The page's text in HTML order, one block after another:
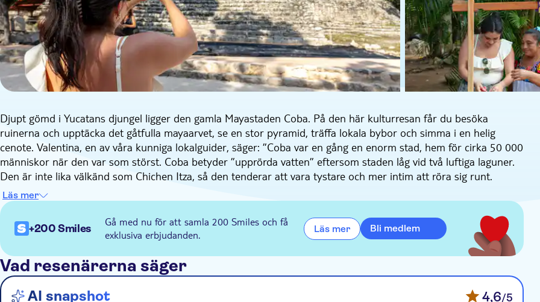
Djupt gömd i Yucatans djungel ligger den gamla Mayastaden Coba. På den här kulturresan får du besöka
ruinerna och upptäcka det gåtfulla mayaarvet, se en stor pyramid, träffa lokala bybor och simma i en helig
cenote. Valentina, en av våra kunniga lokalguider, säger: ”Coba var en gång en enorm stad, hem för cirka 50 000
människor när den var som störst. Coba betyder ”upprörda vatten” eftersom staden låg vid två luftiga laguner.
Den är inte lika välkänd som Chichen Itza, så den tenderar att vara tystare och mer intim att röra sig runt.
Vi anländer tidigt till Coba så att du kan utforska platsen under de svalare timmarna och undvika folkmassorna.
Det är en av de mer nyligen utgrävda platserna i Yucatan och var en gång en av Mayas viktigaste städer. Bland
höjdpunkterna finns den stora Nohoch Mul-pyramiden, som är mer än 40 meter hög, och stelaer som visar de
mäktiga kvinnliga ledarna i det forntida Coba. Valentina tillägger: ”Cobas huvudpyramid är den största i
regionen. Den är navet i de gamla asfalterade ”vita vägar” som breder ut sig genom området. Det finns mer än
50 sådana vägar i och runt Coba. De användes för handel och kommunikation.
Sedan fortsätter vi med ett besök i ett mayasamhälle, där byborna fortfarande lever utan rinnande vatten eller
elektricitet. Du får träffa några av lokalborna och ta reda på mer om deras liv och traditioner. Upplev en Maya-
Läs mer
+200 Smiles
Gå med nu för att samla 200 Smiles och få
exklusiva erbjudanden.
Läs mer Bli medlem
Vad resenärerna säger
AI snapshot 4,6/5